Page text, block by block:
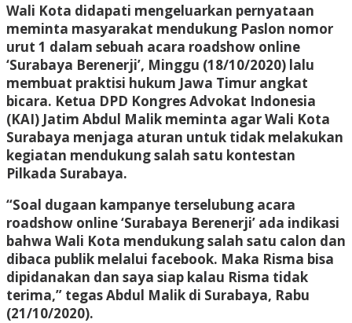
Wali Kota didapati mengeluarkan pernyataan
meminta masyarakat mendukung Paslon nomor
urut 1 dalam sebuah acara roadshow online
‘Surabaya Berenerji’, Minggu (18/10/2020) lalu
membuat praktisi hukum Jawa Timur angkat
bicara. Ketua DPD Kongres Advokat Indonesia
(KAI) Jatim Abdul Malik meminta agar Wali Kota
Surabaya menjaga aturan untuk tidak melakukan
kegiatan mendukung salah satu kontestan
Pilkada Surabaya.
“Soal dugaan kampanye terselubung acara
roadshow online ‘Surabaya Berenerji’ ada indikasi
bahwa Wali Kota mendukung salah satu calon dan
dibaca publik melalui facebook. Maka Risma bisa
dipidanakan dan saya siap kalau Risma tidak
terima,” tegas Abdul Malik di Surabaya, Rabu
(21/10/2020).